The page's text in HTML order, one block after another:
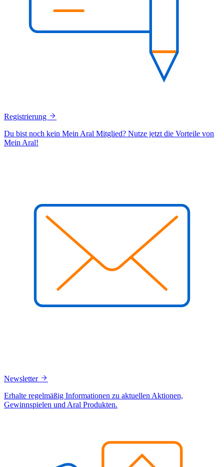
Registrierung
Du bist noch kein Mein Aral Mitglied? Nutze jetzt die Vorteile von
Mein Aral!
Newsletter
Erhalte regelmäßig Informationen zu aktuellen Aktionen,
Gewinnspielen und Aral Produkten.